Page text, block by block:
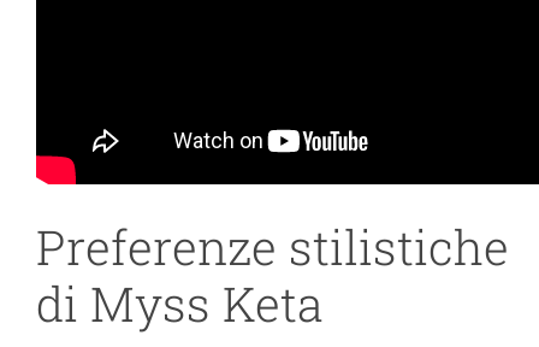
Preferenze stilistiche
di Myss Keta